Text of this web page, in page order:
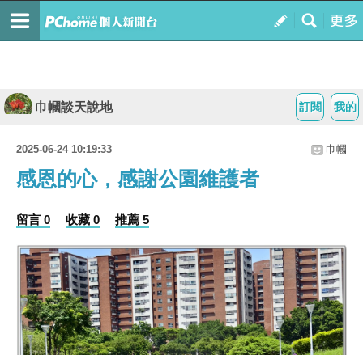
我的
訂閱
巾幗談天說地
2025-06-24 10:19:33 巾幗
感恩的心，感謝公園維護者
留言 0 收藏 0 推薦 5